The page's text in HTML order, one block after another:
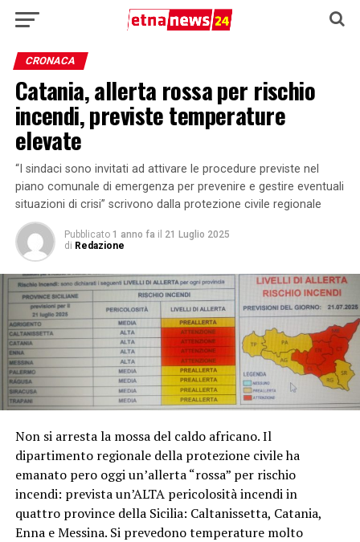
CRONACA
Catania, allerta rossa per rischio
incendi, previste temperature
elevate
“I sindaci sono invitati ad attivare le procedure previste nel
piano comunale di emergenza per prevenire e gestire eventuali
situazioni di crisi” scrivono dalla protezione civile regionale
Pubblicato 1 anno fa il 21 Luglio 2025
di Redazione
Non si arresta la mossa del caldo africano. Il
dipartimento regionale della protezione civile ha
emanato pero oggi un’allerta “rossa” per rischio
incendi: prevista un’ALTA pericolosità incendi in
quattro province della Sicilia: Caltanissetta, Catania,
Enna e Messina. Si prevedono temperature molto